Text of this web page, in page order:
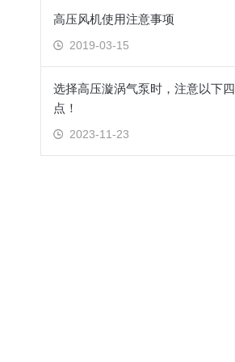
高压风机使用注意事项
2019-03-15
选择高压漩涡气泵时，注意以下四
点！
2023-11-23